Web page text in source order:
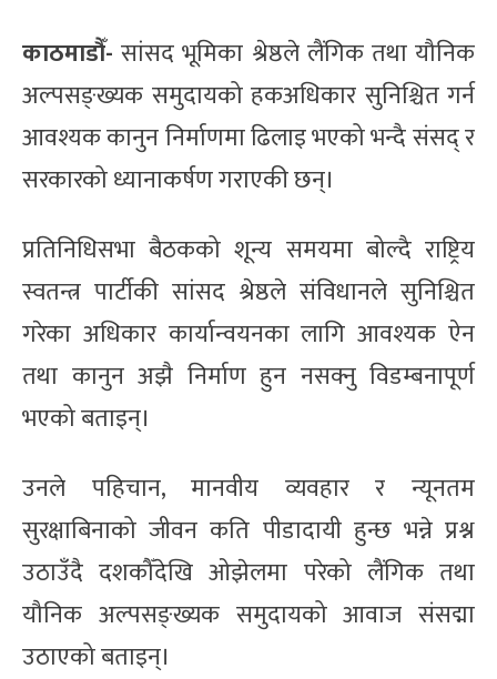
काठमाडौँ-सांसद भूमिका श्रेष्ठले लैंगिक तथा यौनिक
अल्पसङ्ख्यक समुदायको हकअधिकार सुनिश्चित गर्न
आवश्यक कानुन निर्माणमा ढिलाइ भएको भन्दै संसद् र
सरकारको ध्यानाकर्षण गराएकी छन्।
प्रतिनिधिसभा बैठकको शून्य समयमा बोल्दै राष्ट्रिय
स्वतन्त्र पार्टीकी सांसद श्रेष्ठले संविधानले सुनिश्चित
गरेका अधिकार कार्यान्वयनका लागि आवश्यक ऐन
तथा कानुन अझै निर्माण हुन नसक्नु विडम्बनापूर्ण
भएको बताइन्।
उनले पहिचान, मानवीय व्यवहार र न्यूनतम
सुरक्षाबिनाको जीवन कति पीडादायी हुन्छ भन्ने प्रश्न
उठाउँदै दशकौँदेखि ओझेलमा परेको लैंगिक तथा
यौनिक अल्पसङ्ख्यक समुदायको आवाज संसद्मा
उठाएको बताइन्।